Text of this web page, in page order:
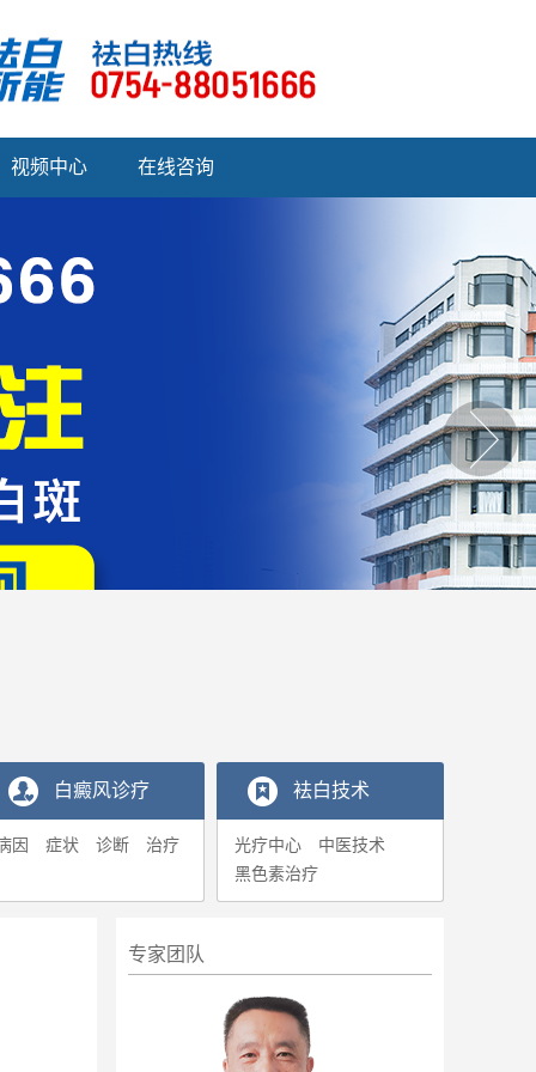
视频中心 在线咨询
白癜风诊疗
因 症状 诊断 治疗
袪白技术
光疗中心
中医技术
黑色素治疗
专家团队